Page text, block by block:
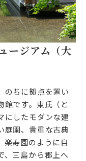
ージアム（大
のちに拠点を置い
館です。東氏（と
にしたモダンな建
庭園、貴重な古典
楽寿園のように自
、三島から郡上へ